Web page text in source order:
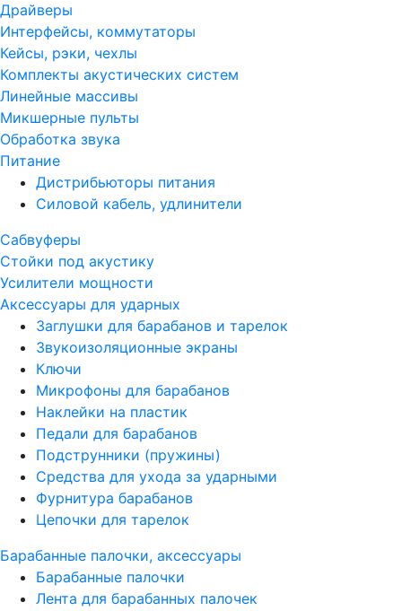
Драйверы
Интерфейсы, коммутаторы
Кейсы, рэки, чехлы
Комплекты акустических систем
Линейные массивы
Микшерные пульты
Обработка звука
Питание
Дистрибьюторы питания
Силовой кабель, удлинители
Сабвуферы
Стойки под акустику
Усилители мощности
Аксессуары для ударных
Заглушки для барабанов и тарелок
Звукоизоляционные экраны
Ключи
Микрофоны для барабанов
Наклейки на пластик
Педали для барабанов
Подструнники (пружины)
Средства для ухода за ударными
Фурнитура барабанов
Цепочки для тарелок
Барабанные палочки, аксессуары
Барабанные палочки
Лента для барабанных палочек